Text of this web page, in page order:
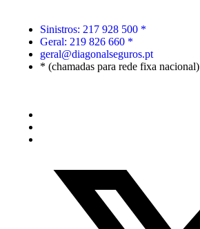
Sinistros: 217 928 500 *
Geral: 219 826 660 *
geral@diagonalseguros.pt
* (chamadas para rede fixa nacional)